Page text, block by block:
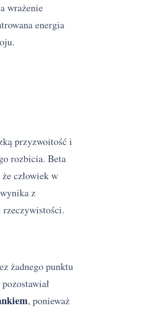
wrażenie
energia
przyzwoitość i
rozbicia. Beta
człowiek w
z
rzeczywistości.
żadnego punktu
, ponieważ